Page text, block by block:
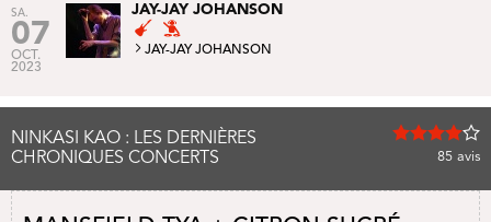
SA.
07
OCT.
2023
JAY-JAY JOHANSON
JAY-JAY JOHANSON
NINKASI KAO : LES DERNIÈRES
CHRONIQUES CONCERTS
85 avis